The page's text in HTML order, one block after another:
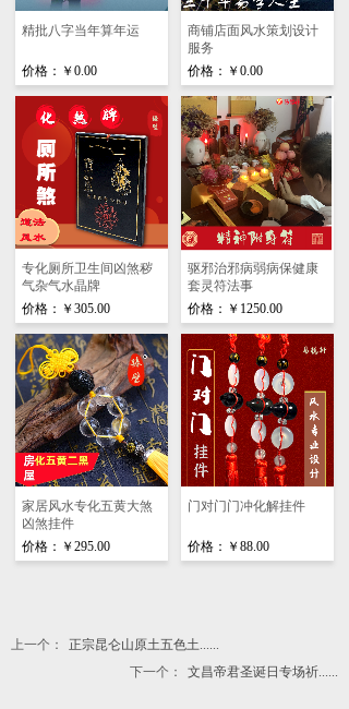
精批八字当年算年运
价格： ￥0.00
商铺店面风水策划设计
服务
价格： ￥0.00
专化厕所卫生间凶煞秽
气杂气水晶牌
价格： ￥305.00
驱邪治邪病弱病保健康
套灵符法事
价格： ￥1250.00
家居风水专化五黄大煞
凶煞挂件
价格： ￥295.00
门对门门冲化解挂件
价格： ￥88.00
上一个：
正宗昆仑山原土五色土......
下一个：
文昌帝君圣诞日专场祈......